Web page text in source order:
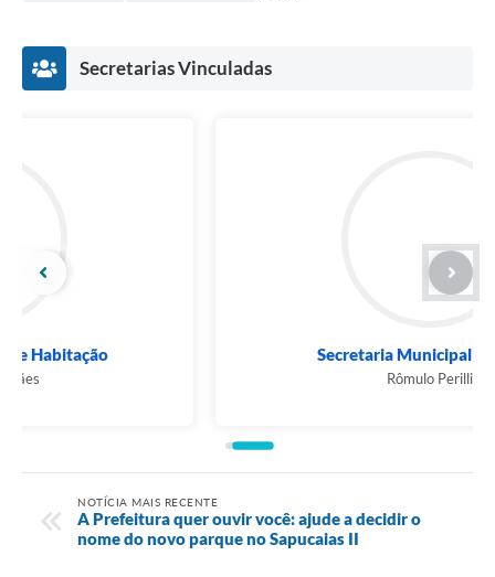
Secretarias Vinculadas
Secretaria Municipal de Obras
NOTÍCIA MAIS RECENTE
A Prefeitura quer ouvir você: ajude a decidir o
nome do novo parque no Sapucaias II